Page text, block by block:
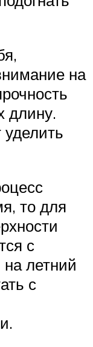
на
длину.
то для
с
летний
с